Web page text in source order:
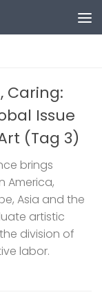
Caring:
Issue
(Tag 3)
brings
America,
Asia and the
artistic
division of
labor.